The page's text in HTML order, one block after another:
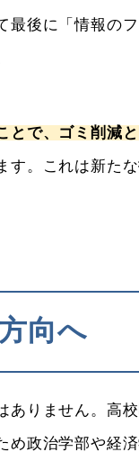
最後に「情報の
で、ゴミ削減
す。これは新た
向へ
りません。高
政治学部や経